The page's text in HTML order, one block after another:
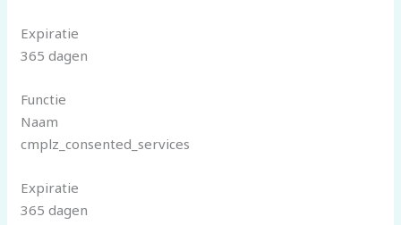
Expiratie
365 dagen
Functie
Naam
cmplz_consented_services
Expiratie
365 dagen